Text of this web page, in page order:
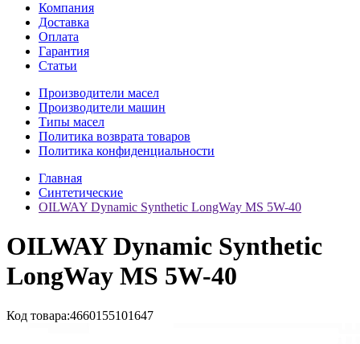
Компания
Доставка
Оплата
Гарантия
Статьи
Производители масел
Производители машин
Типы масел
Политика возврата товаров
Политика конфиденциальности
Главная
Синтетические
OILWAY Dynamic Synthetic LongWay MS 5W-40
OILWAY Dynamic Synthetic
LongWay MS 5W-40
Код товара:4660155101647